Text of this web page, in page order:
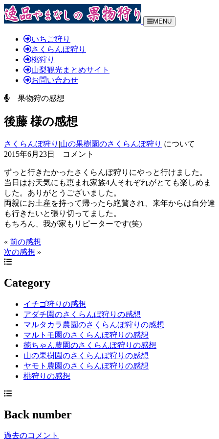
MENU
いちご狩り
さくらんぼ狩り
桃狩り
山梨観光まとめサイト
お問い合わせ
果物狩の感想
後藤 様の感想
さくらんぼ狩り |山の果樹園のさくらんぼ狩り について
2015年6月23日 コメント
ずっと行きたかったさくらんぼ狩りにやっと行けました。
当日はお天気にも恵まれ家族4人それぞれがとても楽しめま
した。 ありがとうございました。
両親にお土産を持って帰ったら絶賛され、来年からは自分達
も行きたいと張り切ってました。
もちろん、我が家もリピーターです(笑)
« 前の感想
次の感想 »
Category
イチゴ狩りの感想
アダチ園のさくらんぼ狩りの感想
マルタカラ農園のさくらんぼ狩りの感想
マルトモ園のさくらんぼ狩りの感想
徳ちゃん農園のさくらんぼ狩りの感想
山の果樹園のさくらんぼ狩りの感想
ヤモト農園のさくらんぼ狩りの感想
桃狩りの感想
Back number
過去のコメント